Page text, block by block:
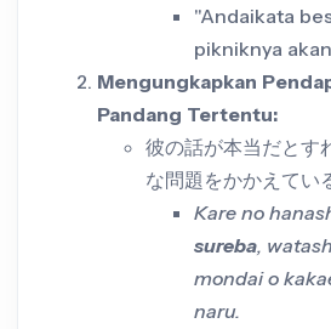
"Andaikata
pikniknya
Mengungkapkan
Pandang Tertentu:
彼の話が本当だとす
な問題をかかえてい
Kare no
sureba,
mondai o
naru.